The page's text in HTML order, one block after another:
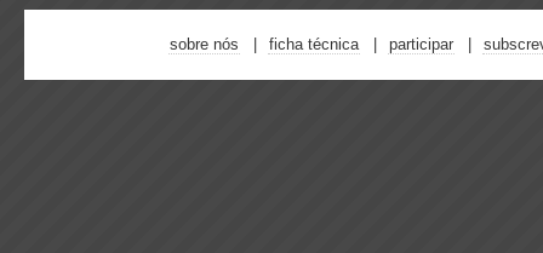
sobre nós ficha técnica participar